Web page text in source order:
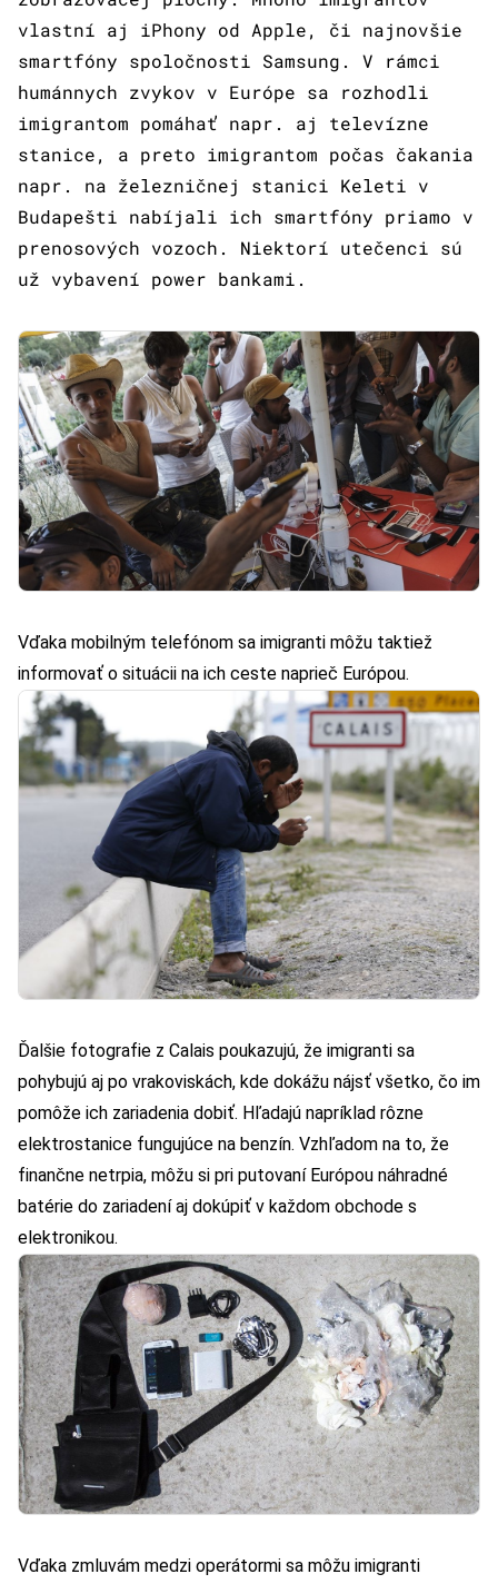
vlastní aj iPhony od Apple, či najnovšie
smartfóny spoločnosti Samsung. V rámci
humánnych zvykov v Európe sa rozhodli
imigrantom pomáhať napr. aj televízne
stanice, a preto imigrantom počas čakania
napr. na železničnej stanici Keleti v
Budapešti nabíjali ich smartfóny priamo v
prenosových vozoch. Niektorí utečenci sú
už vybavení power bankami.
Vďaka mobilným telefónom sa imigranti môžu taktiež
informovať o situácii na ich ceste naprieč Európou.
Ďalšie fotografie z Calais poukazujú, že imigranti sa
pohybujú aj po vrakoviskách, kde dokážu nájsť všetko, čo im
pomôže ich zariadenia dobiť. Hľadajú napríklad rôzne
elektrostanice fungujúce na benzín. Vzhľadom na to, že
finančne netrpia, môžu si pri putovaní Európou náhradné
batérie do zariadení aj dokúpiť v každom obchode s
elektronikou.
Vďaka zmluvám medzi operátormi sa môžu imigranti